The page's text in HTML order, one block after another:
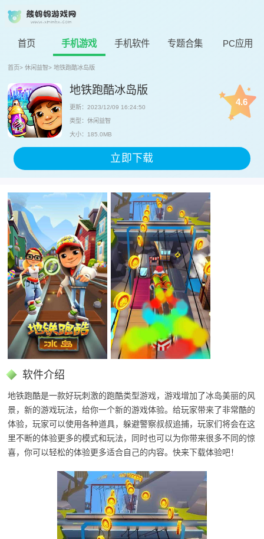
首页 手机游戏 手机软件 专题合集 PC应用
首页> 休闲益智> 地铁跑酷冰岛版
地铁跑酷冰岛版
更新：2023/12/09 16:24:50
类型：休闲益智
大小：185.0MB
4.6
立即下载
软件介绍
地铁跑酷是一款好玩刺激的跑酷类型游戏，游戏增加了冰岛美丽的风
景，新的游戏玩法，给你一个新的游戏体验。给玩家带来了非常酷的
体验，玩家可以使用各种道具，躲避警察叔叔追捕，玩家们将会在这
里不断的体验更多的模式和玩法，同时也可以为你带来很多不同的惊
喜，你可以轻松的体验更多适合自己的内容。快来下载体验吧！